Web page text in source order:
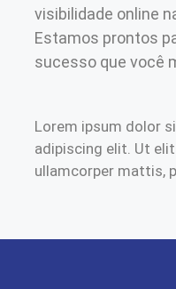
visibilidade online
Estamos prontos
sucesso que você
Lorem ipsum dolor
adipiscing elit. Ut
ullamcorper mattis,